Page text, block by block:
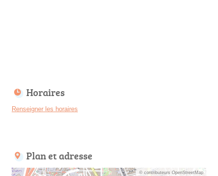
Horaires
Renseigner les horaires
Plan et adresse
© contributeurs OpenStreetMap